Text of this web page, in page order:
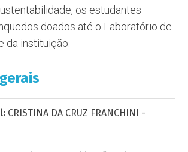
os estudantes
doados até o Laboratório de
da instituição.
CRISTINA DA CRUZ FRANCHINI -